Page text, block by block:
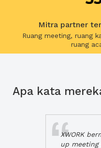
Mitra partner
Ruang meeting, ruang
ruang
Apa kata
XWORK
up meeting